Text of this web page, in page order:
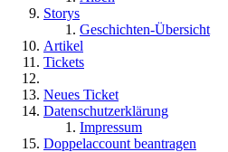
Storys
Geschichten-Übersicht
Artikel
Tickets
Neues Ticket
Datenschutzerklärung
Impressum
Doppelaccount beantragen